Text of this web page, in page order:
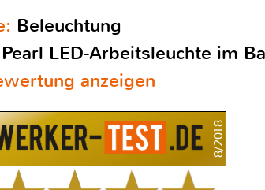
Beleuchtung
Pearl LED-Arbeitsleuchte im
anzeigen
8/2018